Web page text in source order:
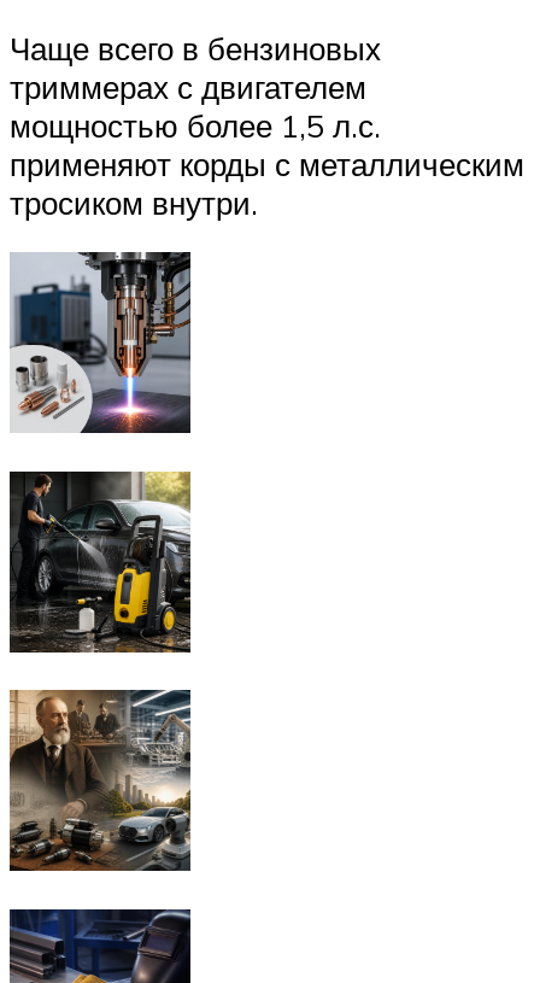
Чаще всего в бензиновых
триммерах с двигателем
мощностью более 1,5 л.с.
применяют корды с металлическим
тросиком внутри.